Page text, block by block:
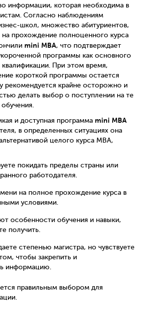
информации, которая необходима в
Согласно наблюдениям
школ, множество абитуриентов,
прохождение полноценного курса
mini MBA, что подтверждает
программы как основного
квалификации. При этом время,
короткой программы остается
рекомендуется крайне осторожно и
делать выбор о поступлении на те
и доступная программа mini MBA
в определенных ситуациях она
целого курса MBA,
покидать пределы страны или
работодателя.
на полное прохождение курса в
условиями.
особенности обучения и навыки,
получить.
степенью магистра, но чувствуете
чтобы закрепить и
информацию.
правильным выбором для